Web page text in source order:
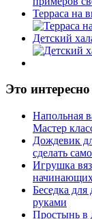
Терраса на
Детский
Это интересно
Напольная
Мастер
Дождевик
сделать
Игрушка
Беседка
руками
Простынь в